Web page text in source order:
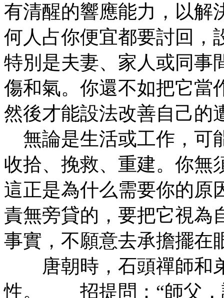
有清醒的響應能力，以
何人占你便宜都要討回，
特別是夫妻、家人或同事
傷和氣。你還不如把它當
然後才能設法改善自
無論是生活或工作，可
收拾、挽救、重建。你無
這正是為什么需要你的原
責無旁貸的，要把它視為
事實，不願意去承擔擺在
唐朝時，石頭禪師和
性。 招提問：“師父